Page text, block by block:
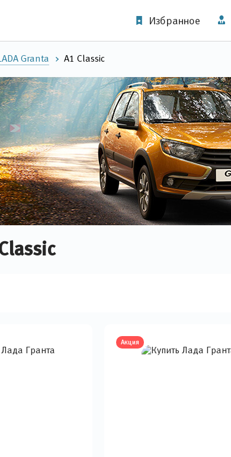
Избранное
Granta А1 Classic
Акция